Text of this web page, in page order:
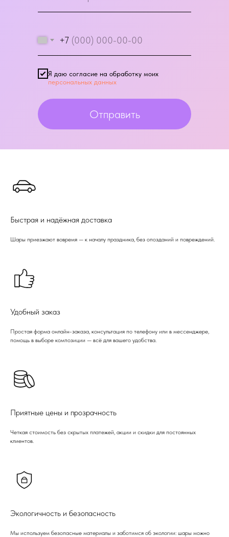
+7
Я даю согласие на обработку моих
персональных данных
Отправить
Быстрая и надёжная доставка
Шары приезжают вовремя — к началу праздника, без опозданий и повреждений.
Удобный заказ
Простая форма онлайн-заказа, консультация по телефону или в мессенджере,
помощь в выборе композиции — всё для вашего удобства.
Приятные цены и прозрачность
Четкая стоимость без скрытых платежей, акции и скидки для постоянных
клиентов.
Экологичность и безопасность
Мы используем безопасные материалы и заботимся об экологии: шары можно